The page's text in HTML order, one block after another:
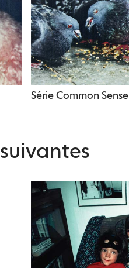
Série Common Sense